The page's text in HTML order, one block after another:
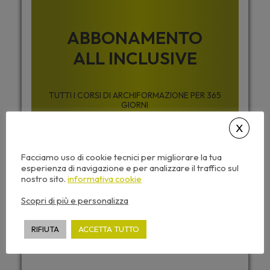
ABBONAMENTO
ALL INCLUSIVE
TUTTI I CORSI DI ARCHIFORMAZIONE PER 365
GIORNI
199,00€ + IVA
ABBONATI
Facciamo uso di cookie tecnici per migliorare la tua
esperienza di navigazione e per analizzare il traffico sul
nostro sito. informativa cookie
Scopri di più e personalizza
RIFIUTA ACCETTA TUTTO